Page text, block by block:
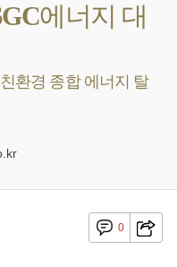
에너지 대
환경 종합 에너지 탈
0